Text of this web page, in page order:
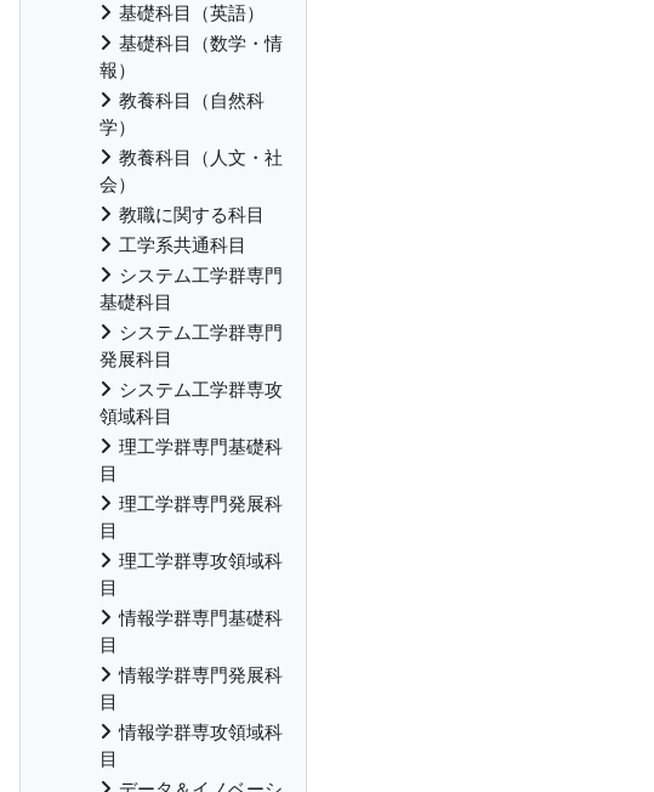
基礎科目（英語）
基礎科目（数学・情
報）
教養科目（自然科
学）
教養科目（人文・社
会）
教職に関する科目
工学系共通科目
システム工学群専門
基礎科目
システム工学群専門
発展科目
システム工学群専攻
領域科目
理工学群専門基礎科
目
理工学群専門発展科
目
理工学群専攻領域科
目
情報学群専門基礎科
目
情報学群専門発展科
目
情報学群専攻領域科
目